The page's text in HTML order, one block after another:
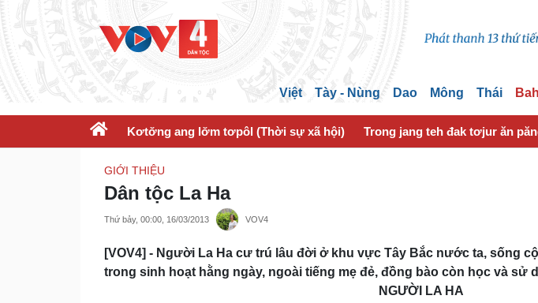
Việt Tày - Nùng Dao Mông Thái
Kơtơ̆ng ang lơ̆m tơpôl (Thời sự xã hội) Trong jang teh đak tơjur ăn
GIỚI THIỆU
Dân tộc La Ha
Thứ bảy, 00:00, 16/03/2013 VOV4
[VOV4] - Người La Ha cư trú lâu đời ở khu vực Tây Bắc nước ta, sống
trong sinh hoạt hằng ngày, ngoài tiếng mẹ đẻ, đồng bào còn học và sử
NGƯỜI LA HA